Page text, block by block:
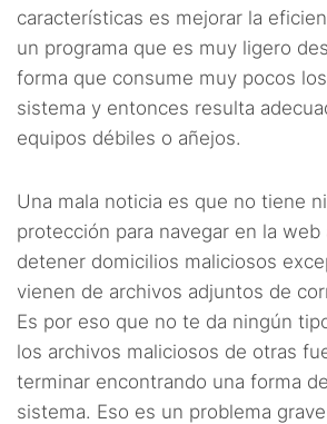
características es mejorar la
un programa que es muy ligero
forma que consume muy pocos
sistema y entonces resulta
equipos débiles o añejos.
Una mala noticia es que no tiene
protección para navegar en la web
detener domicilios maliciosos
vienen de archivos adjuntos de
Es por eso que no te da ningún
los archivos maliciosos de otras
terminar encontrando una forma
sistema. Eso es un problema